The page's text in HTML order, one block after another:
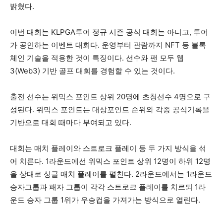
밝혔다.
이번 대회는 KLPGA투어 정규 시즌 공식 대회는 아니고, 투어
가 공인하는 이벤트 대회다. 운영부터 관람까지 NFT 등 블록
체인 기술을 적용한 것이 특징이다. 선수와 팬 모두 웹
3(Web3) 기반 골프 대회를 경험할 수 있는 것이다.
출전 선수는 위믹스 포인트 상위 20명에 초청선수 4명으로 구
성된다. 위믹스 포인트는 대상포인트 순위와 각종 공식기록을
기반으로 대회 때마다 부여되고 있다.
대회는 매치 플레이와 스트로크 플레이 등 두 가지 방식을 섞
어 치른다. 1라운드에선 위믹스 포인트 상위 12명이 하위 12명
을 상대로 싱글 매치 플레이를 펼친다. 2라운드에서는 1라운드
승자그룹과 패자 그룹이 각각 스트로크 플레이를 치르되 1라
운드 승자 그룹 1위가 우승컵을 가져가는 방식으로 열린다.